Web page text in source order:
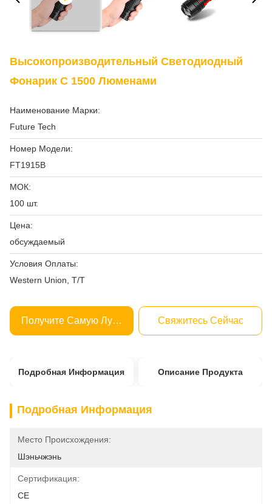
Высокопроизводительный Светодиодный
Фонарик С 1500 Люменами
Наименование Марки:
Future Tech
Номер Модели:
FT1915B
МОК:
100 шт.
Цена:
обсуждаемый
Условия Оплаты:
Western Union, T/T
Получите Самую Лучшую ЦенуСвяжитесь Сейчас
Подробная Информация Описание Продукта
Подробная Информация
Место Происхождения:
Шэньчжэнь
Сертификация:
CE